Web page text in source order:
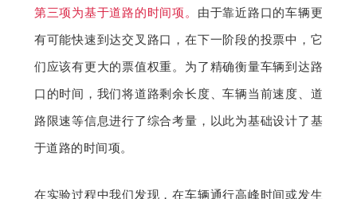
第三项为基于道路的时间项。 由于靠近路口的车辆更
有可能快速到达交叉路口，在下一阶段的投票中，它
们应该有更大的票值权重。为了精确衡量车辆到达路
口的时间，我们将道路剩余长度、车辆当前速度、道
路限速等信息进行了综合考量，以此为基础设计了基
于道路的时间项。
在实验过程中我们发现，在车辆通行高峰时间或发生